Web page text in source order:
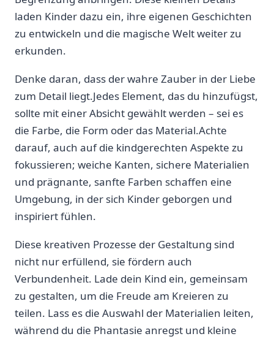
laden Kinder dazu ein, ihre eigenen Geschichten
zu entwickeln und die magische Welt weiter zu⁤
erkunden.
Denke daran, dass ‍der wahre Zauber in der Liebe
zum Detail liegt.Jedes Element,⁤ das du hinzufügst,
sollte mit einer Absicht gewählt werden – sei ‍es
die Farbe, die Form‍ oder das Material.Achte
darauf, auch auf die kindgerechten ⁣Aspekte zu
fokussieren; weiche Kanten, sichere Materialien
und prägnante, sanfte Farben schaffen eine‍
Umgebung, in der ⁢sich Kinder geborgen und
inspiriert fühlen.
Diese kreativen⁢ Prozesse ​der Gestaltung sind
nicht nur erfüllend, sie fördern auch‌
Verbundenheit. Lade‍ dein Kind ein,⁢ gemeinsam
zu gestalten, um die Freude am Kreieren zu
teilen. Lass es die⁢ Auswahl der Materialien leiten,
während ‍du die Phantasie anregst und kleine